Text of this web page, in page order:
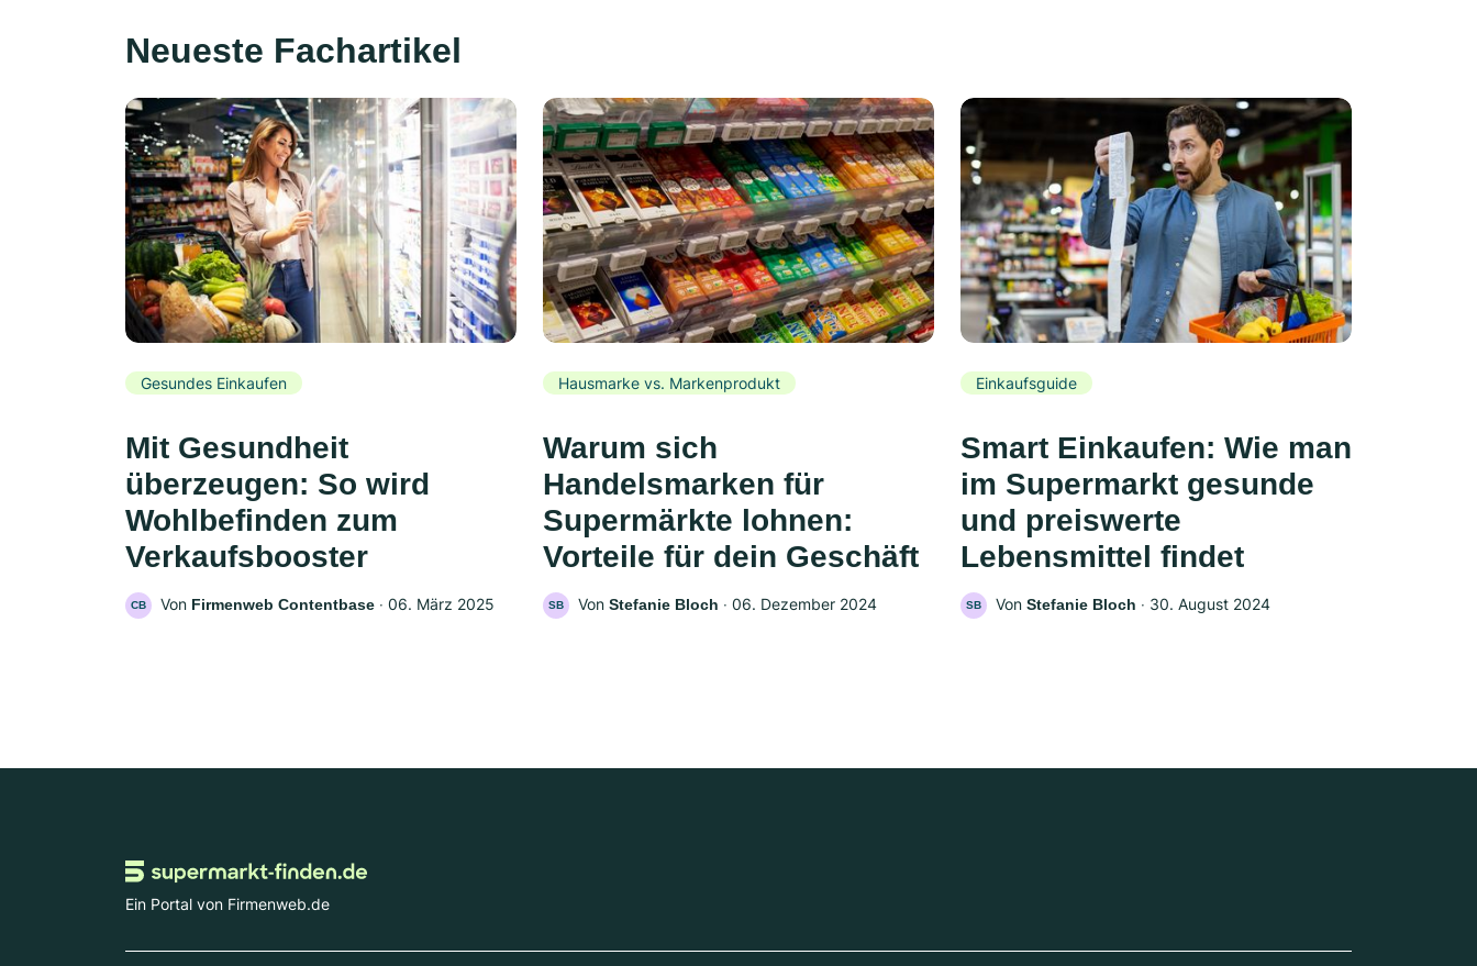
Neueste Fachartikel
Gesundes Einkaufen
Mit Gesundheit
überzeugen: So wird
Wohlbefinden zum
Verkaufsbooster
CB Von Firmenweb Contentbase ‧ 06. März 2025
Hausmarke vs. Markenprodukt
Warum sich
Handelsmarken für
Supermärkte lohnen:
Vorteile für dein Geschäft
SB Von Stefanie Bloch ‧ 06. Dezember 2024
Einkaufsguide
Smart Einkaufen: Wie man
im Supermarkt gesunde
und preiswerte
Lebensmittel findet
SB Von Stefanie Bloch ‧ 30. August 2024
Ein Portal von Firmenweb.de